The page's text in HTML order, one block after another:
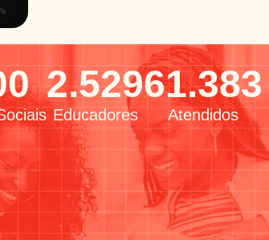
Educadores
2.529
Atendidos
61.383